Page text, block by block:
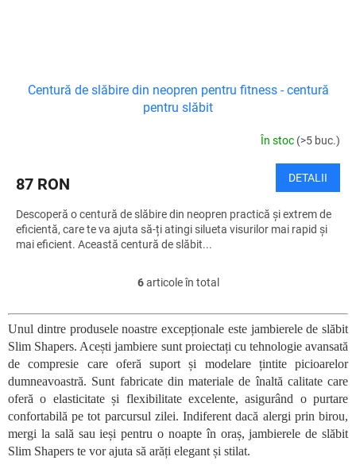
Centură de slăbire din neopren pentru fitness - centură
pentru slăbit
În stoc (>5 buc.)
87 RON DETALII
Descoperă o centură de slăbire din neopren practică și extrem de
eficientă, care te va ajuta să-ți atingi silueta visurilor mai rapid și
mai eficient. Această centură de slăbit...
C
n
t
r
o
l
u
l
i
s
6articole în total
Unul dintre produsele noastre excepționale este jambierele de slăbit
Slim Shapers. Acești jambiere sunt proiectați cu tehnologie avansată
de compresie care oferă suport și modelare țintite picioarelor
dumneavoastră. Sunt fabricate din materiale de înaltă calitate care
oferă o elasticitate și flexibilitate excelente, asigurând o purtare
confortabilă pe tot parcursul zilei. Indiferent dacă alergi prin birou,
mergi la sală sau ieși pentru o noapte în oraș, jambierele de slăbit
Slim Shapers te vor ajuta să arăți elegant și stilat.